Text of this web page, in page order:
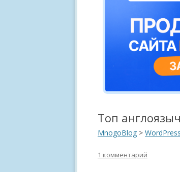
Топ
MnogoBlog > WordPress
1 комментарий